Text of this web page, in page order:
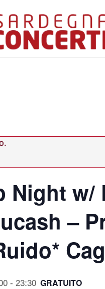
Night
–
-23:30 GRATUITO